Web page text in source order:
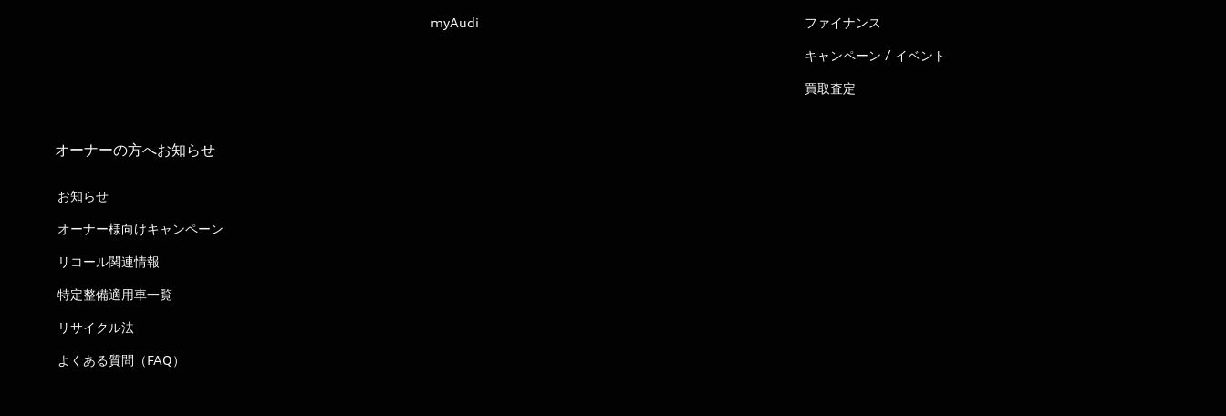
myAudi ファイナンス
キャンペーン / イベント
買取査定
オーナーの方へお知らせ
お知らせ
オーナー様向けキャンペーン
リコール関連情報
特定整備適用車一覧
リサイクル法
よくある質問（FAQ）